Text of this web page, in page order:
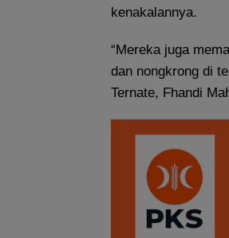
kenakalannya.
“Mereka juga
dan nongkrong di
Ternate, Fhandi